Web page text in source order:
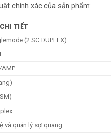
chính xác của sản phẩm:
TIẾT
(2 SC DUPLEX)
và quản lý sợi quang